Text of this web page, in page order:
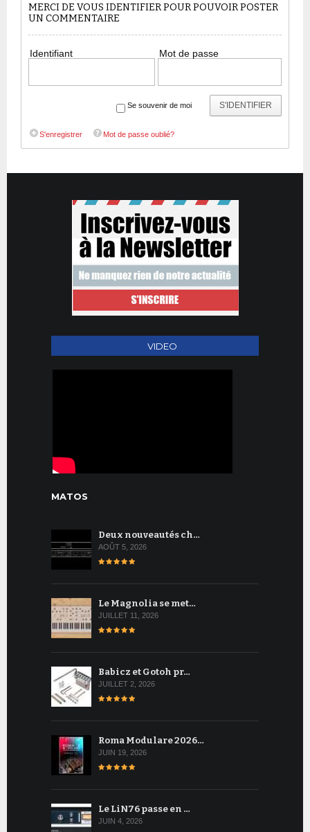
MERCI DE VOUS IDENTIFIER POUR POUVOIR POSTER
UN COMMENTAIRE
Identifiant Mot de passe
S'IDENTIFIER
Se souvenir de moi
S'enregistrer Mot de passe oublié?
VIDEO
MATOS
Deux nouveautés ch…
AOÛT 5, 2026
Le Magnolia se met…
JUILLET 11, 2026
Babicz et Gotoh pr…
JUILLET 2, 2026
Roma Modulare 2026…
JUIN 19, 2026
Le LiN76 passe en …
JUIN 4, 2026